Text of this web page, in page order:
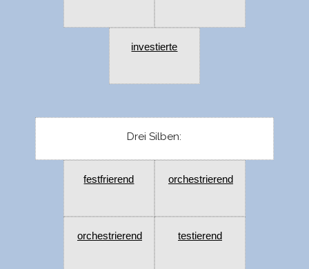
investierte
Drei Silben:
festfrierend orchestrierend
orchestrierend testierend